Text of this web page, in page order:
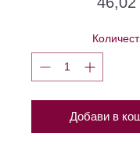
Добави в